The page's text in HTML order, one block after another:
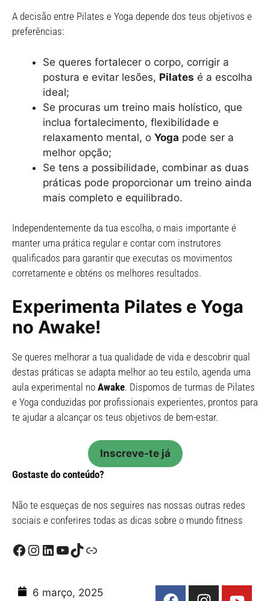
A decisão entre Pilates e Yoga depende dos teus objetivos e
preferências:
Se queres fortalecer o corpo, corrigir a
postura e evitar lesões, Pilates é a escolha
ideal;
Se procuras um treino mais holístico, que
inclua fortalecimento, flexibilidade e
relaxamento mental, o Yoga pode ser a
melhor opção;
Se tens a possibilidade, combinar as duas
práticas pode proporcionar um treino ainda
mais completo e equilibrado.
Independentemente da tua escolha, o mais importante é
manter uma prática regular e contar com instrutores
qualificados para garantir que executas os movimentos
corretamente e obténs os melhores resultados.
Experimenta Pilates e Yoga
no Awake!
Se queres melhorar a tua qualidade de vida e descobrir qual
destas práticas se adapta melhor ao teu estilo, agenda uma
aula experimental no Awake. Dispomos de turmas de Pilates
e Yoga conduzidas por profissionais experientes, prontos para
te ajudar a alcançar os teus objetivos de bem-estar.
Inscreve-te já
Gostaste do conteúdo?
Não te esqueças de nos seguires nas nossas outras redes
sociais e conferires todas as dicas sobre o mundo fitness
6 março, 2025